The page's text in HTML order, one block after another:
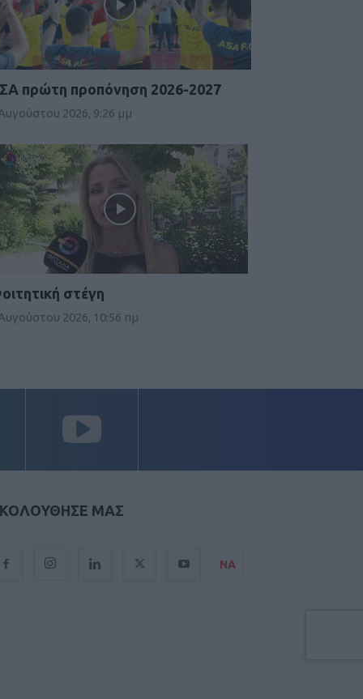
πρώτη προπόνηση 2026-2027
2026, 9:26 μμ
στέγη
2026, 10:56 πμ
ΜΑΣ
ΝΑ